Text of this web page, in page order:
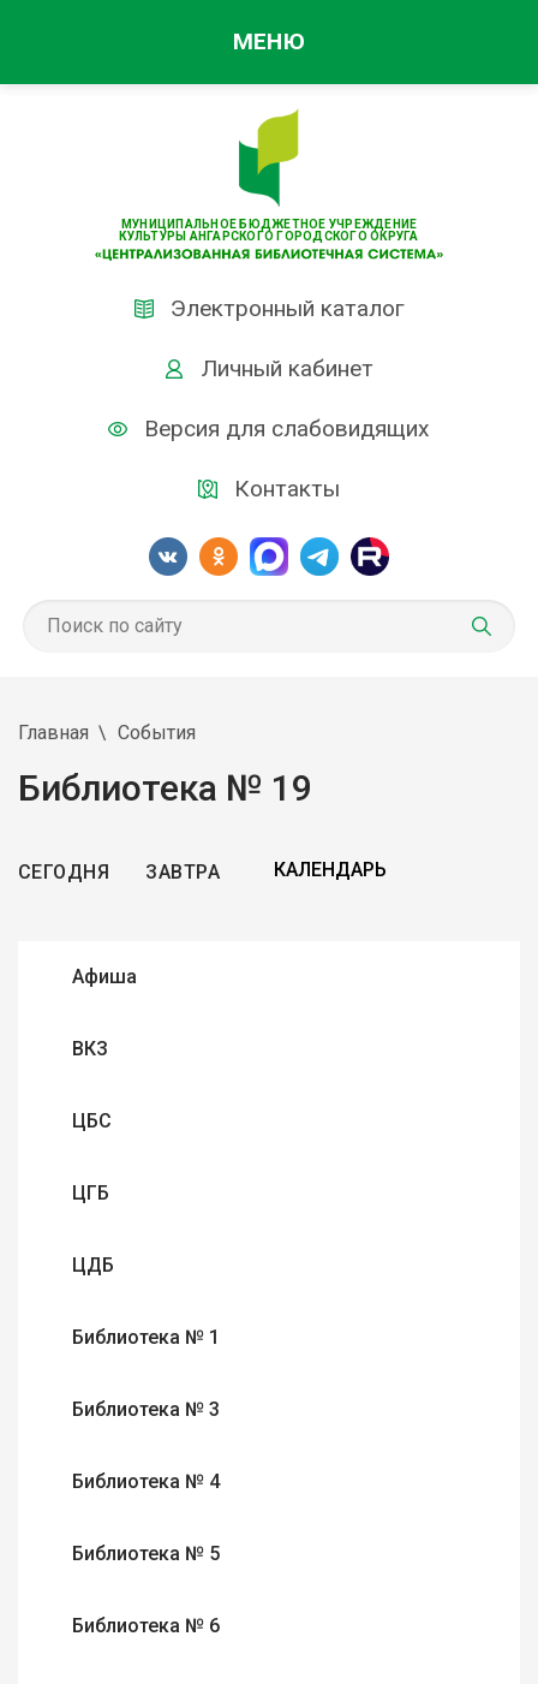
МУНИЦИПАЛЬНОЕ БЮДЖЕТНОЕ УЧРЕЖДЕНИЕ
КУЛЬТУРЫ АНГАРСКОГО ГОРОДСКОГО ОКРУГА
Электронный каталог
Личный кабинет
Версия для слабовидящих
Контакты
МЕНЮ
Главная События
Библиотека № 19
СЕГОДНЯ ЗАВТРА
Афиша
ВКЗ
ЦБС
ЦГБ
ЦДБ
Библиотека № 1
Библиотека № 3
Библиотека № 4
Библиотека № 5
Библиотека № 6